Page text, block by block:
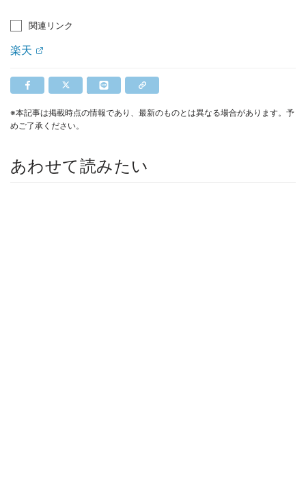
関連リンク
楽天
※本記事は掲載時点の情報であり、最新のものとは異なる場合があります。予
めご了承ください。
あわせて読みたい